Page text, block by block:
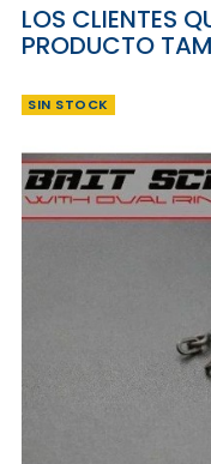
LOS CLIENTES
PRODUCTO
SIN STOCK